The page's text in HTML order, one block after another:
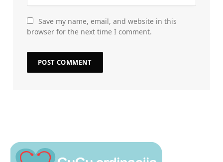
Save my name, email, and website in this
browser for the next time I comment.